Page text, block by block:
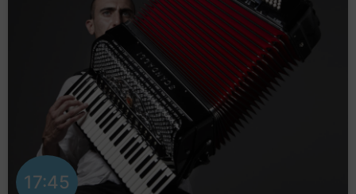
17:45